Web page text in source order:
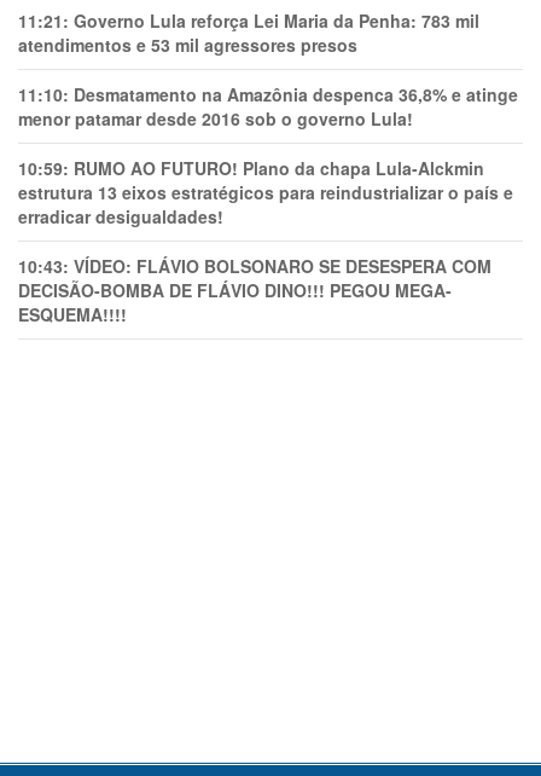
11:21: Governo Lula reforça Lei Maria da Penha: 783 mil
atendimentos e 53 mil agressores presos
11:10: Desmatamento na Amazônia despenca 36,8% e atinge
menor patamar desde 2016 sob o governo Lula!
10:59: RUMO AO FUTURO! Plano da chapa Lula-Alckmin
estrutura 13 eixos estratégicos para reindustrializar o país e
erradicar desigualdades!
10:43: VÍDEO: FLÁVIO BOLSONARO SE DESESPERA COM
DECISÃO-BOMBA DE FLÁVIO DINO!!! PEGOU MEGA-
ESQUEMA!!!!